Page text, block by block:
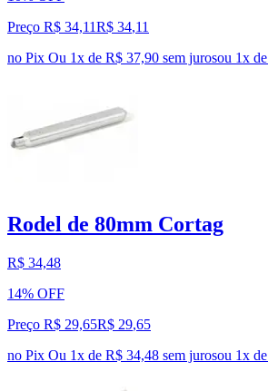
Preço R$ 34,11R$ 34,11
no Pix Ou 1x de R$ 37,90 sem jurosou 1x de
Rodel de 80mm Cortag
R$ 34,48
14% OFF
Preço R$ 29,65R$ 29,65
no Pix Ou 1x de R$ 34,48 sem jurosou 1x de